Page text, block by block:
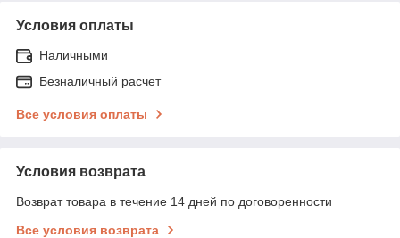
Условия оплаты
Наличными
Безналичный расчет
Все условия оплаты
Условия возврата
Возврат товара в течение 14 дней по договоренности
Все условия возврата